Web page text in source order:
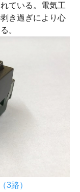
ている。電気工
き過ぎにより心
。
3路）